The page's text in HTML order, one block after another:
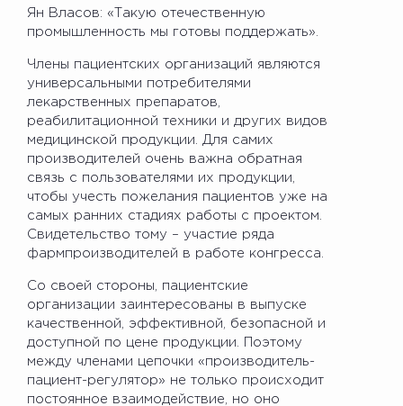
Ян Власов: «Такую отечественную
промышленность мы готовы поддержать».
Члены пациентских организаций являются
универсальными потребителями
лекарственных препаратов,
реабилитационной техники и других видов
медицинской продукции. Для самих
производителей очень важна обратная
связь с пользователями их продукции,
чтобы учесть пожелания пациентов уже на
самых ранних стадиях работы с проектом.
Свидетельство тому – участие ряда
фармпроизводителей в работе конгресса.
Со своей стороны, пациентские
организации заинтересованы в выпуске
качественной, эффективной, безопасной и
доступной по цене продукции. Поэтому
между членами цепочки «производитель-
пациент-регулятор» не только происходит
постоянное взаимодействие, но оно